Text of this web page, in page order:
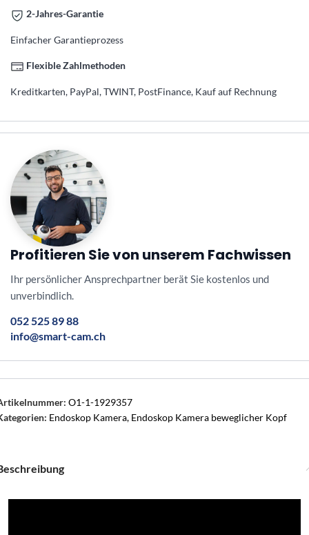
2-Jahres-Garantie
Einfacher Garantieprozess
Flexible Zahlmethoden
Kreditkarten, PayPal, TWINT, PostFinance, Kauf auf Rechnung
Profitieren Sie von unserem Fachwissen
Ihr persönlicher Ansprechpartner berät Sie kostenlos und
unverbindlich.
052 525 89 88
info@smart-cam.ch
O1-1-1929357
Endoskop Kamera, Endoskop Kamera beweglicher Kopf